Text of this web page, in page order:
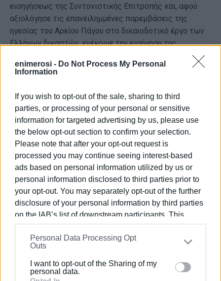
enimerosi - Do Not Process My Personal
Information
If you wish to opt-out of the sale, sharing to third
parties, or processing of your personal or sensitive
information for targeted advertising by us, please use
the below opt-out section to confirm your selection.
Please note that after your opt-out request is
processed you may continue seeing interest-based
ads based on personal information utilized by us or
personal information disclosed to third parties prior to
your opt-out. You may separately opt-out of the further
disclosure of your personal information by third parties
on the IAB’s list of downstream participants. This
information may also be disclosed by us to third parties
on theIAB’s List of Downstream Participants
that may
further disclose it to other third parties.
Please note that this website/app uses one or more
Personal Data Processing Opt
Outs
I want to opt-out of the Sharing of my
personal data.
εισηγήσεως της Συντονιστικής Επιτροπής και, αφού
αξιολόγησε τις επανειλημμένες παρεμβάσεις της
ηγεσίας του Αρείου Πάγου στο δικαιοδοτικό έργο των
Ελλήνων δικαστών, ενέκρινε την εισήγηση της
1. Την διερεύνηση της πειθαρχικής ευθύνης της
(Ν. 4938/2022) από τον Υπουργό Δικαιοσύνης, για τις
παρεμβάσεις της, μέσω εγκυκλίων, οδηγιών και
κίνησης πειθαρχικών διώξεων σε βάρος δικαστικών
λειτουργών.
2. Τη διοργάνωση ημερίδας με θέμα τη Δικαστική
Ανεξαρτησία, σε συνεργασία με όσες δικαστικές
ενώσεις επιθυμούν, προς ανάδειξη της αναγκαιότητας
περιφρούρησης των θεσμικών εγγυήσεων που την
περιβάλλουν.
3. Την πρόταση προς τα Διοικητικά Συμβούλια των
Δικηγορικών Συλλόγων της χώρας για πραγματοποίηση
αποχής μίας ημέρας από τα καθήκοντά τους, ως
έκφραση διαμαρτυρίας του δικηγορικού σώματος, σε
μέρα που θα προσδιορίσει η Συντονιστική Επιτροπή.